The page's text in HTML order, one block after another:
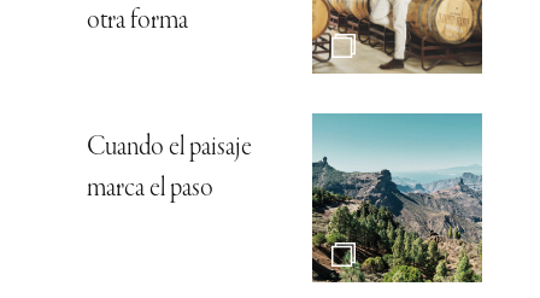
otra forma
Cuando el paisaje
marca el paso